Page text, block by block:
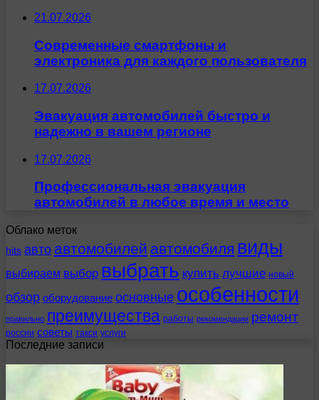
21.07.2026
Современные смартфоны и
электроника для каждого пользователя
17.07.2026
Эвакуация автомобилей быстро и
надежно в вашем регионе
17.07.2026
Профессиональная эвакуация
автомобилей в любое время и место
Облако меток
hits авто автомобилей автомобиля виды
выбираем выбор выбрать купить лучшие новый
обзор оборудование основные особенности
правильно преимущества работы рекомендации ремонт
россии советы такси услуги
Последние записи